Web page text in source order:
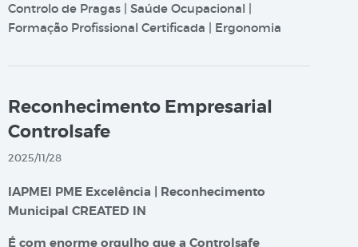
Controlo de Pragas | Saúde Ocupacional |
Formação Profissional Certificada | Ergonomia
Reconhecimento Empresarial
Controlsafe
2025/11/28
IAPMEI PME Excelência | Reconhecimento
Municipal CREATED IN
É com enorme orgulho que a Controlsafe